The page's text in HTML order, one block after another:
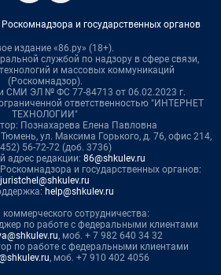
и государственных органов
издание «86.ру» (18+).
службой по надзору в сфере связи,
и массовых коммуникаций
(Роскомнадзор).
СМИ ЭЛ № ФС 77-84713 от 06.02.2023 г.
ответственностью "ИНТЕРНЕТ
ТЕХНОЛОГИИ"
Познахарева Елена Павловна
ул. Максима Горького, д. 76, офис 214,
56-72-72 (доб. 3736)
адрес редакции: 86@shkulev.ru
и государственных органов:
juristchel@shkulev.ru
help@shkulev.ru
сотрудничества:
по работе с федеральными клиентами
, моб. + 7 982 640 34 32
по работе с федеральными клиентами
, моб. +7 910 402 4056